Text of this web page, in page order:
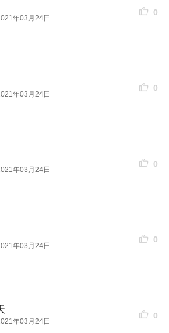
藏内容请回复
年03月24日
0
年03月24日
0
年03月24日
0
年03月24日
0
年03月24日
0